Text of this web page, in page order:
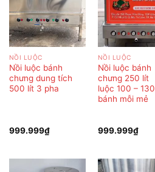
NỒI LUỘC
Nồi luộc bánh
chưng dung tích
500 lít 3 pha
999.999₫
NỒI LUỘC
Nồi luộc bánh
chưng 250 lít
luộc 100 – 130
bánh mỗi mẻ
999.999₫